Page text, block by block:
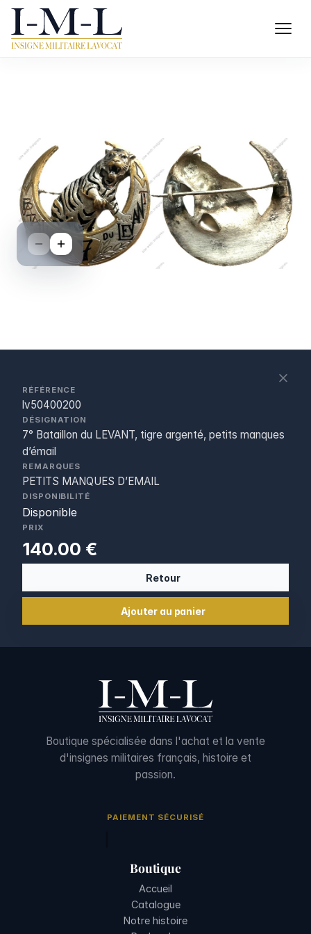
RÉFÉRENCE
lv50400200
DÉSIGNATION
7° Bataillon du LEVANT, tigre argenté, petits manques
d’émail
REMARQUES
PETITS MANQUES D’EMAIL
DISPONIBILITÉ
Disponible
PRIX
140.00 €
Retour
Ajouter au panier
Boutique spécialisée dans l'achat et la vente
d'insignes militaires français, histoire et
passion.
PAIEMENT SÉCURISÉ
Boutique
Accueil
Catalogue
Notre histoire